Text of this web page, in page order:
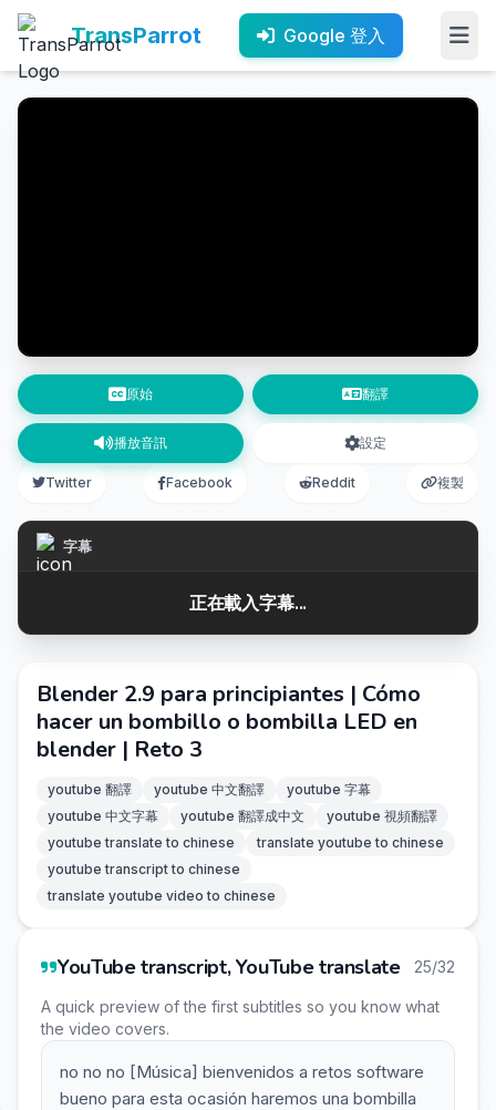
TransParrot Google 登入
原始 翻譯
播放音訊 設定
Twitter Facebook Reddit 複製
字幕
正在載入字幕...
Blender 2.9 para principiantes | Cómo
hacer un bombillo o bombilla LED en
blender | Reto 3
youtube 翻譯 youtube 中文翻譯
youtube 字幕
youtube 中文字幕
youtube 翻譯成中文
youtube 視頻翻譯
youtube translate to chinese
translate youtube to chinese
youtube transcript to chinese
translate youtube video to chinese
YouTube transcript, YouTube translate 25/32
A quick preview of the first subtitles so you know what
the video covers.
no no no [Música] bienvenidos a retos software
bueno para esta ocasión haremos una bombilla